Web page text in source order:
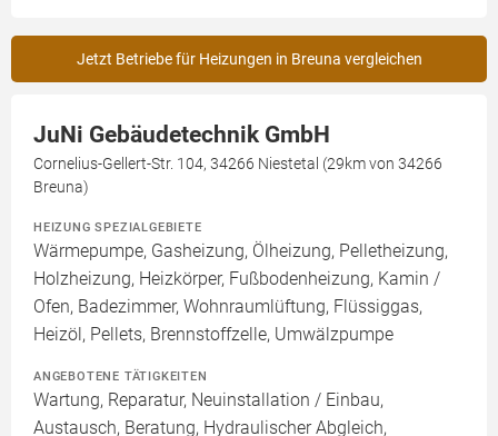
Jetzt Betriebe für Heizungen in Breuna vergleichen
JuNi Gebäudetechnik GmbH
Cornelius-Gellert-Str. 104, 34266 Niestetal (29km von 34266
Breuna)
HEIZUNG SPEZIALGEBIETE
Wärmepumpe, Gasheizung, Ölheizung, Pelletheizung,
Holzheizung, Heizkörper, Fußbodenheizung, Kamin /
Ofen, Badezimmer, Wohnraumlüftung, Flüssiggas,
Heizöl, Pellets, Brennstoffzelle, Umwälzpumpe
ANGEBOTENE TÄTIGKEITEN
Wartung, Reparatur, Neuinstallation / Einbau,
Austausch, Beratung, Hydraulischer Abgleich,